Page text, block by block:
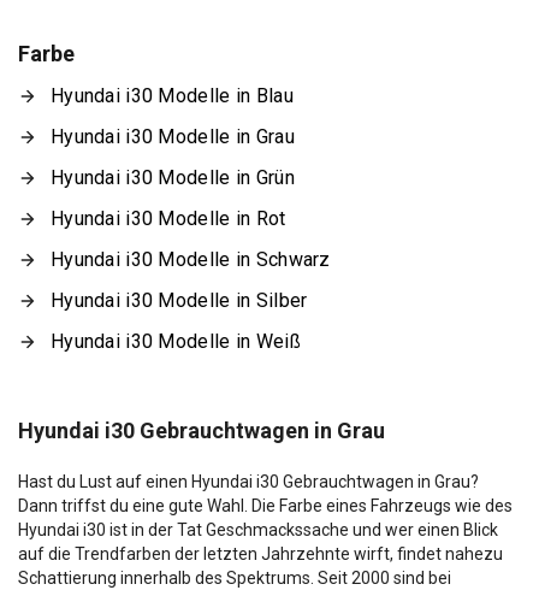
Farbe
Hyundai i30 Modelle in Blau
Hyundai i30 Modelle in Grau
Hyundai i30 Modelle in Grün
Hyundai i30 Modelle in Rot
Hyundai i30 Modelle in Schwarz
Hyundai i30 Modelle in Silber
Hyundai i30 Modelle in Weiß
Hyundai i30 Gebrauchtwagen in Grau
Hast du Lust auf einen Hyundai i30 Gebrauchtwagen in Grau?
Dann triffst du eine gute Wahl. Die Farbe eines Fahrzeugs wie des
Hyundai i30 ist in der Tat Geschmackssache und wer einen Blick
auf die Trendfarben der letzten Jahrzehnte wirft, findet nahezu
Schattierung innerhalb des Spektrums. Seit 2000 sind bei